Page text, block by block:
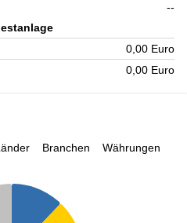
--
0,00 Euro
0,00 Euro
Branchen Währungen